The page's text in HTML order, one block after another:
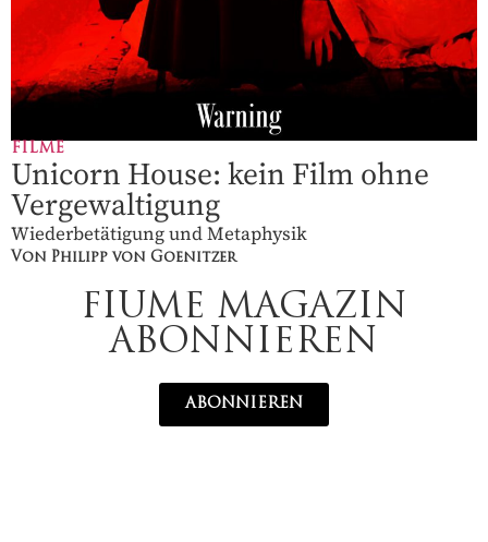
FILME
Unicorn House: kein Film ohne
Vergewaltigung
Wiederbetätigung und Metaphysik
Von Philipp von Goenitzer
FIUME MAGAZIN
ABONNIEREN
ABONNIEREN